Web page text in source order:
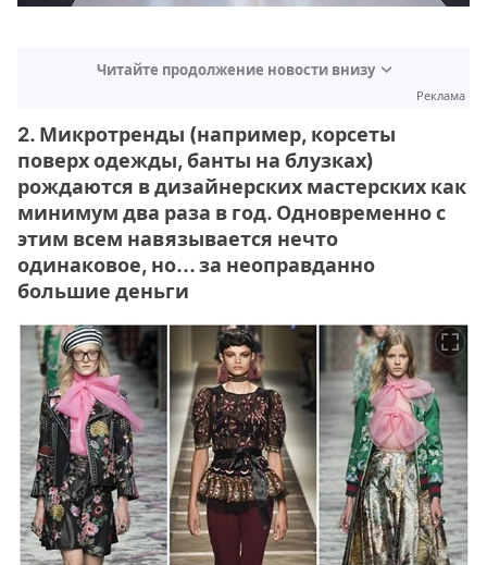
Читайте продолжение новости внизу
Реклама
2. Микротренды (например, корсеты
поверх одежды, банты на блузках)
рождаются в дизайнерских мастерских как
минимум два раза в год. Одновременно с
этим всем навязывается нечто
одинаковое, но… за неоправданно
большие деньги